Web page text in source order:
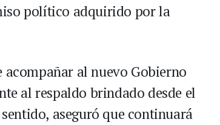
político adquirido por la
al nuevo Gobierno
al respaldo brindado desde el
aseguró que continuará